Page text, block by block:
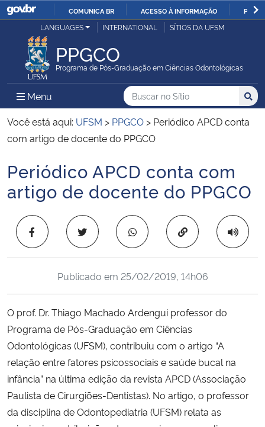
IR
COMUNICA BR ACESSO À INFORMAÇÃO
Ministério da Justiça e Segurança Pública
Ministério da Defesa
Ministério das Relações Exteriores
Ministério da Infraestrutura
Ministério da Educação
Ministério da Cidadania
Ministério de Minas e Energia
Ministério da Ciência, Tecnologia, Inovações e Comunicações
Ministério do Meio Ambiente
LANGUAGES INTERNATIONAL SÍTIOS DA UFSM
PPGCO
Programa de Pós-Graduação em Ciências Odontológicas
Menu Menu Principal do Sítio
Busca
Buscar no no Sítio
Busca:
Você está aqui: UFSM > PPGCO > Periódico APCD conta
com artigo de docente do PPGCO
Início do conteúdo
Periódico APCD conta com
artigo de docente do PPGCO
Copiar para área
Publicado em 25/02/2019, 14h06
O prof. Dr. Thiago Machado Ardengui professor do
Programa de Pós-Graduação em Ciências
Odontológicas (UFSM), contribuiu com o artigo “A
relação entre fatores psicossociais e saúde bucal na
infância” na última edição da revista APCD (Associação
Paulista de Cirurgiões-Dentistas). No artigo, o professor
da disciplina de Odontopediatria (UFSM) relata as